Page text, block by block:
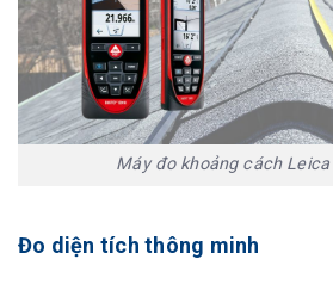
Máy đo khoảng cách Leica
Đo diện tích thông minh